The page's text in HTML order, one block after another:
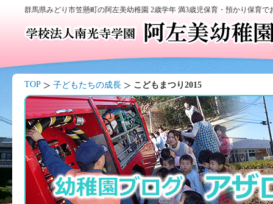
群馬県みどり市笠懸町の阿左美幼稚園 2歳学年 満3歳児保育・預かり保育
TOP 子どもたちの成長 こどもまつり2015